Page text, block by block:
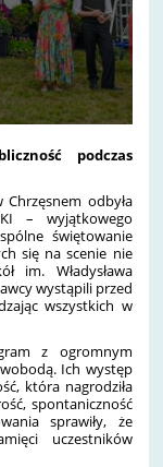
podczas
odbyła
– wyjątkowego
świętowanie
się na scenie nie
im. Władysława
wystąpili przed
wszystkich w
z ogromnym
Ich występ
która nagrodziła
spontaniczność
sprawiły, że
uczestników